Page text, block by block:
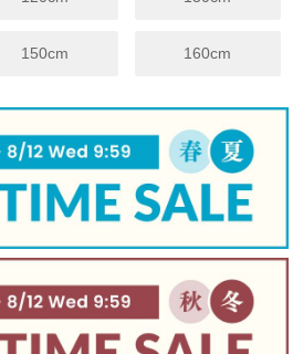
ンはこちらをご覧ください。
☐ややあり
☑ なし
☑ 普通
☐ かため
☑ 普通
☐ 薄手
☐ なし ☐ 起毛
150cm 160cm